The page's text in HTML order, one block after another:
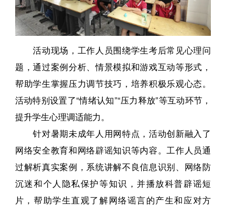
活动现场，工作人员围绕学生考后常见心理问
题，通过案例分析、情景模拟和游戏互动等形式，
帮助学生掌握压力调节技巧，培养积极乐观心态。
活动特别设置了“情绪认知”“压力释放”等互动环节，
提升学生心理调适能力。
针对暑期未成年人用网特点，活动创新融入了
网络安全教育和网络辟谣知识等内容。工作人员通
过解析真实案例，系统讲解不良信息识别、网络防
沉迷和个人隐私保护等知识，并播放科普辟谣短
片，帮助学生直观了解网络谣言的产生和应对方